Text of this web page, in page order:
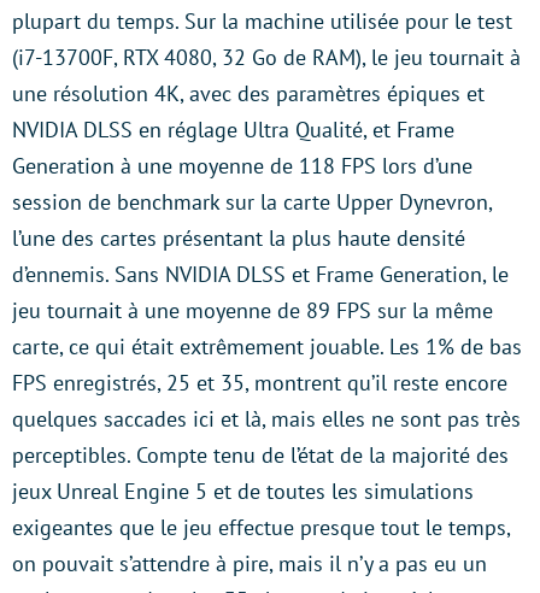
plupart du temps. Sur la machine utilisée pour le test
(i7-13700F, RTX 4080, 32 Go de RAM), le jeu tournait à
une résolution 4K, avec des paramètres épiques et
NVIDIA DLSS en réglage Ultra Qualité, et Frame
Generation à une moyenne de 118 FPS lors d’une
session de benchmark sur la carte Upper Dynevron,
l’une des cartes présentant la plus haute densité
d’ennemis. Sans NVIDIA DLSS et Frame Generation, le
jeu tournait à une moyenne de 89 FPS sur la même
carte, ce qui était extrêmement jouable. Les 1% de bas
FPS enregistrés, 25 et 35, montrent qu’il reste encore
quelques saccades ici et là, mais elles ne sont pas très
perceptibles. Compte tenu de l’état de la majorité des
jeux Unreal Engine 5 et de toutes les simulations
exigeantes que le jeu effectue presque tout le temps,
on pouvait s’attendre à pire, mais il n’y a pas eu un